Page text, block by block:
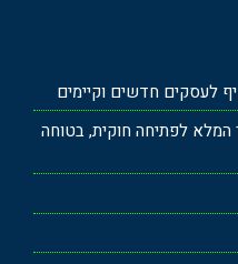
לעסקים חדשים וקיימים
המלא לפתיחה חוקית, בטוחה